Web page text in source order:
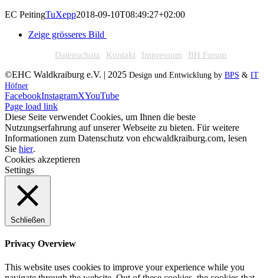
EC PeitingTuXepp2018-09-10T08:49:27+02:00
Zeige grösseres Bild
Datenschutz Kontakt Impressum BH Forum
©EHC Waldkraiburg e.V. | 2025 Design und Entwicklung by BPS & IT
Höfner
FacebookInstagramXYouTube
Page load link
Diese Seite verwendet Cookies, um Ihnen die beste
Nutzungserfahrung auf unserer Webseite zu bieten. Für weitere
Informationen zum Datenschutz von ehcwaldkraiburg.com, lesen
Sie hier.
Cookies akzeptieren
Settings
Schließen
Privacy Overview
This website uses cookies to improve your experience while you